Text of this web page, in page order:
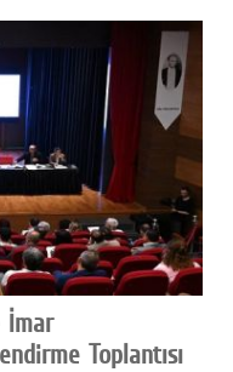
İmar
Toplantısı